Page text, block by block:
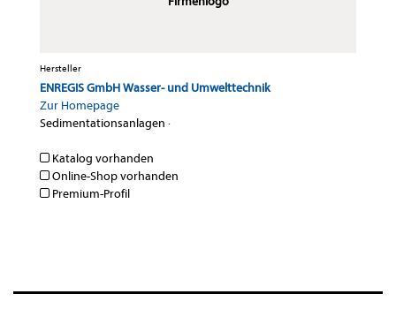
Hersteller
ENREGIS GmbH Wasser- und Umwelttechnik
Zur Homepage
Sedimentationsanlagen ·
Katalog vorhanden
Online-Shop vorhanden
Premium-Profil